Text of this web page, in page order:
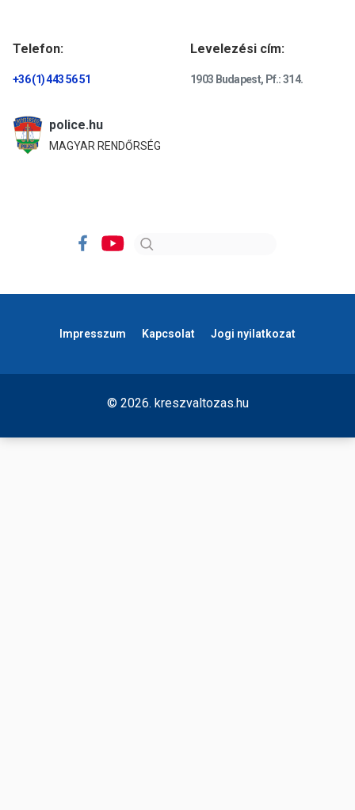
Telefon:
+36 (1) 443 56 51
Levelezési cím:
1903 Budapest, Pf.: 314.
police.hu
MAGYAR RENDŐRSÉG
Impresszum Kapcsolat Jogi nyilatkozat
© 2026. kreszvaltozas.hu